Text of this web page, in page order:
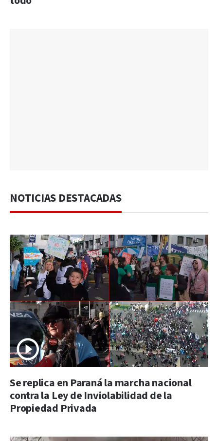
NOTICIAS DESTACADAS
Se replica en Paraná la marcha nacional
contra la Ley de Inviolabilidad de la
Propiedad Privada